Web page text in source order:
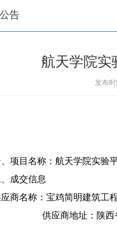
告
航天学院
发布
项目名称： 航天学院实验
成交信息
商名称：宝鸡简明建筑工
供应商地址：陕